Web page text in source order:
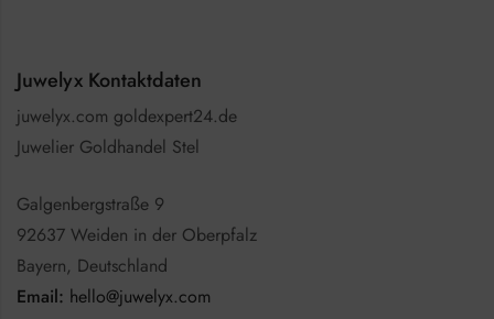
Juwelyx Kontaktdaten
juwelyx.com goldexpert24.de
Juwelier Goldhandel Stel
Galgenbergstraße 9
92637 Weiden in der Oberpfalz
Bayern, Deutschland
Email: hello@juwelyx.com